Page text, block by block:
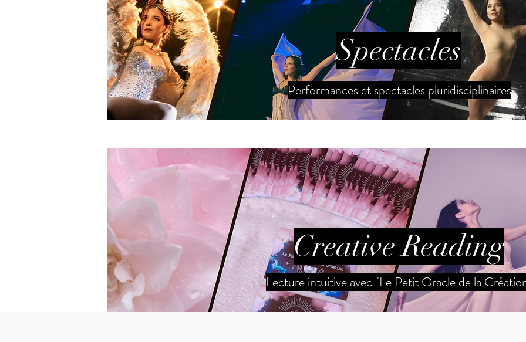
Spectacles
Performances et spectacles pluridisciplinaires
Creative Reading
Lecture intuitive avec "Le Petit Oracle de la